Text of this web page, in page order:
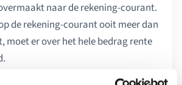
naar de rekening-courant.
de rekening-courant ooit meer dan
moet er over het hele bedrag rente